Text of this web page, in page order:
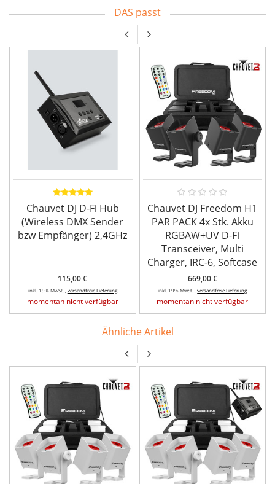
DAS passt
Chauvet DJ D-Fi Hub
(Wireless DMX Sender
bzw Empfänger) 2,4GHz
115,00 €
inkl. 19% MwSt. , versandfreie Lieferung
momentan nicht verfügbar
Chauvet DJ Freedom H1
PAR PACK 4x Stk. Akku
RGBAW+UV D-Fi
Transceiver, Multi
Charger, IRC-6, Softcase
669,00 €
inkl. 19% MwSt. ,versandfreie Lieferung
momentan nicht verfügbar
Ähnliche Artikel